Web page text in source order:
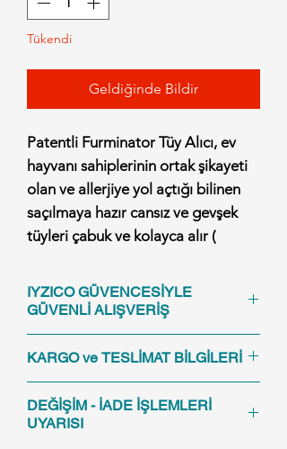
Tükendi
Geldiğinde Bildir
Patentli Furminator Tüy Alıcı, ev
hayvanı sahiplerinin ortak şikayeti
olan ve allerjiye yol açtığı bilinen
saçılmaya hazır cansız ve gevşek
tüyleri çabuk ve kolayca alır (
Aletin paslanmaz çelikten yapılmış
uygun ağzı ile tüyün üzerindeki ölü
gevşek tabaka sıyırılır ve tüye zarar
vermeden toplanır.
Ölü tüyleri ve alt tabakadaki
ulaşamadığınız tüyleri kolayca ve
IYZICO GÜVENCESİYLE
GÜVENLİ ALIŞVERİŞ
iyzico Korumalı Alışveriş hizmetini tercih
ederek yaptığınız alışverişlerde “Siparişim
istediğim gibi gelir mi?”, “Kredi kartım
KARGO ve TESLİMAT BİLGİLERİ
Firmasıyla tüm Türkiye'ye gönderimimiz
vardır.
DEĞİŞİM - İADE İŞLEMLERİ
UYARISI